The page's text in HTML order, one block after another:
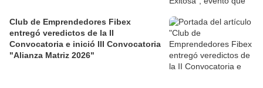
Club de Emprendedores Fibex
entregó veredictos de la II
Convocatoria e inició III Convocatoria
"Alianza Matriz 2026"